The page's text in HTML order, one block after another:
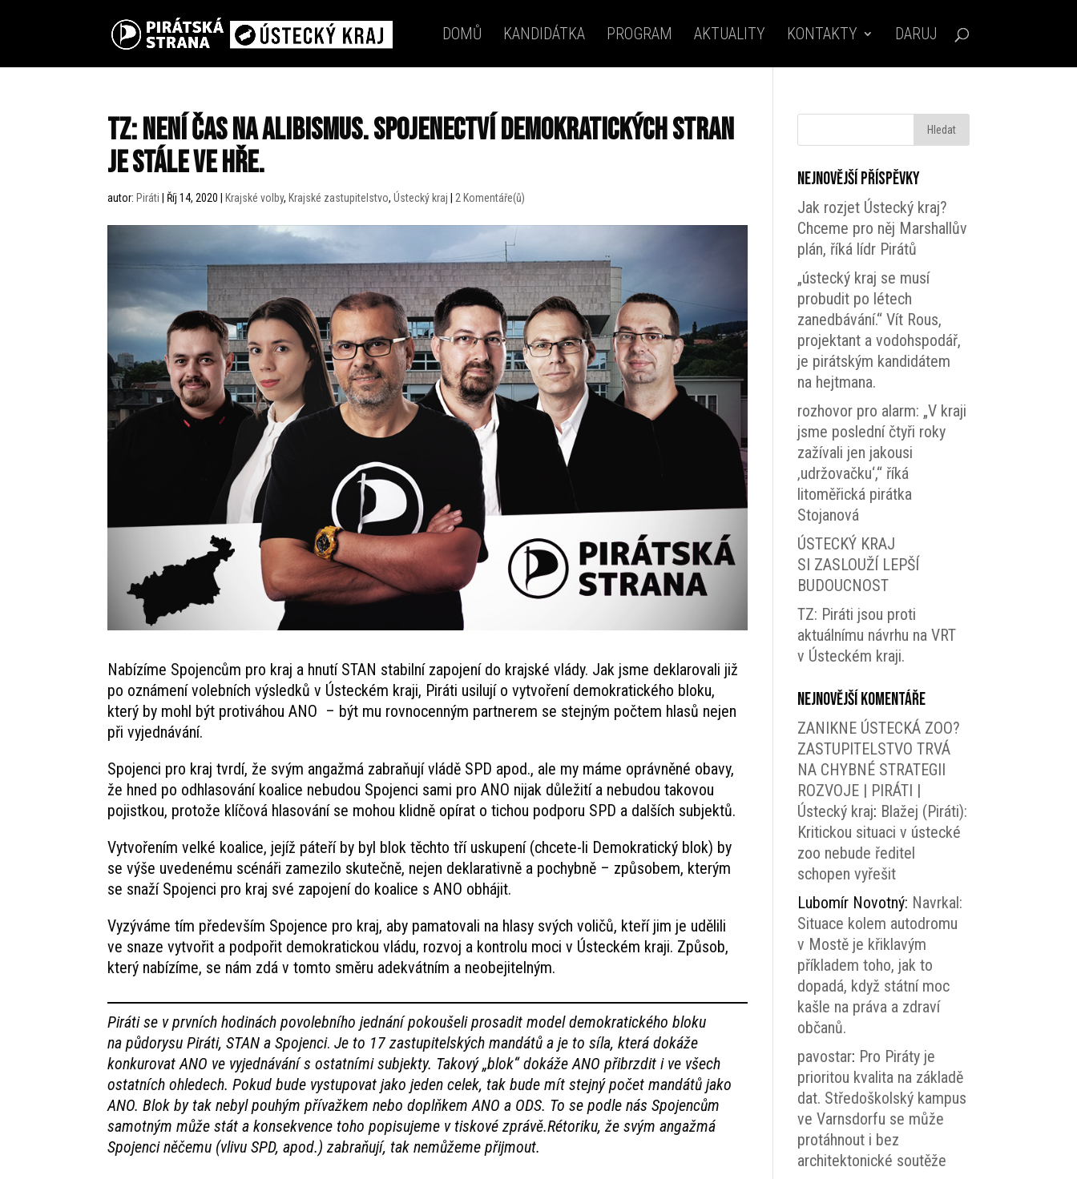
DOMŮ KANDIDÁTKA PROGRAM AKTUALITY KONTAKTY DARUJ
TZ: Není čas na alibismus. Spojenectví demokratických stran
je stále ve hře.
autor: Piráti Říj 14, 2020 Krajské volby, Krajské zastupitelstvo,Ústecký kraj 2 Komentáře(ů)
Nabízíme Spojencům pro kraj a hnutí STAN stabilní zapojení do krajské vlády. Jak jsme deklarovali již
po oznámení volebních výsledků v Ústeckém kraji, Piráti usilují o vytvoření demokratického bloku,
který by mohl být protiváhou ANO – být mu rovnocenným partnerem se stejným počtem hlasů nejen
při vyjednávání.
Spojenci pro kraj tvrdí, že svým angažmá zabraňují vládě SPD apod., ale my máme oprávněné obavy,
že hned po odhlasování koalice nebudou Spojenci sami pro ANO nijak důležití a nebudou takovou
pojistkou, protože klíčová hlasování se mohou klidně opírat o tichou podporu SPD a dalších subjektů.
Vytvořením velké koalice, jejíž páteří by byl blok těchto tří uskupení (chcete-li Demokratický blok) by
se výše uvedenému scénáři zamezilo skutečně, nejen deklarativně a pochybně – způsobem, kterým
se snaží Spojenci pro kraj své zapojení do koalice s ANO obhájit.
Vyzýváme tím především Spojence pro kraj, aby pamatovali na hlasy svých voličů, kteří jim je udělili
ve snaze vytvořit a podpořit demokratickou vládu, rozvoj a kontrolu moci v Ústeckém kraji. Způsob,
který nabízíme, se nám zdá v tomto směru adekvátním a neobejitelným.
Piráti se v prvních hodinách povolebního jednání pokoušeli prosadit model demokratického bloku
na půdorysu Piráti, STAN a Spojenci. Je to 17 zastupitelských mandátů a je to síla, která dokáže
konkurovat ANO ve vyjednávání s ostatními subjekty. Takový „blok“ dokáže ANO přibrzdit i ve všech
ostatních ohledech. Pokud bude vystupovat jako jeden celek, tak bude mít stejný počet mandátů jako
ANO. Blok by tak nebyl pouhým přívažkem nebo doplňkem ANO a ODS. To se podle nás Spojencům
samotným může stát a konsekvence toho popisujeme v tiskové zprávě.Rétoriku, že svým angažmá
Spojenci něčemu (vlivu SPD, apod.) zabraňují, tak nemůžeme přijmout.
Nejnovější příspěvky
Jak rozjet Ústecký kraj?
Chceme pro něj Marshallův
plán, říká lídr Pirátů
„ústecký kraj se musí
probudit po létech
zanedbávání.“ Vít Rous,
projektant a vodohspodář,
je pirátským kandidátem
na hejtmana.
rozhovor pro alarm: „V kraji
jsme poslední čtyři roky
zažívali jen jakousi
‚udržovačku‘,“ říká
litoměřická pirátka
Stojanová
ÚSTECKÝ KRAJ
SI ZASLOUŽÍ LEPŠÍ
BUDOUCNOST
TZ: Piráti jsou proti
aktuálnímu návrhu na VRT
v Ústeckém kraji.
Nejnovější komentáře
ZANIKNE ÚSTECKÁ ZOO?
ZASTUPITELSTVO TRVÁ
NA CHYBNÉ STRATEGII
ROZVOJE | PIRÁTI |
Ústecký kraj: Blažej (Piráti):
Kritickou situaci v ústecké
zoo nebude ředitel
schopen vyřešit
Lubomír Novotný: Navrkal:
Situace kolem autodromu
v Mostě je křiklavým
příkladem toho, jak to
dopadá, když státní moc
kašle na práva a zdraví
občanů.
pavostar: Pro Piráty je
prioritou kvalita na základě
dat. Středoškolský kampus
ve Varnsdorfu se může
protáhnout i bez
architektonické soutěže